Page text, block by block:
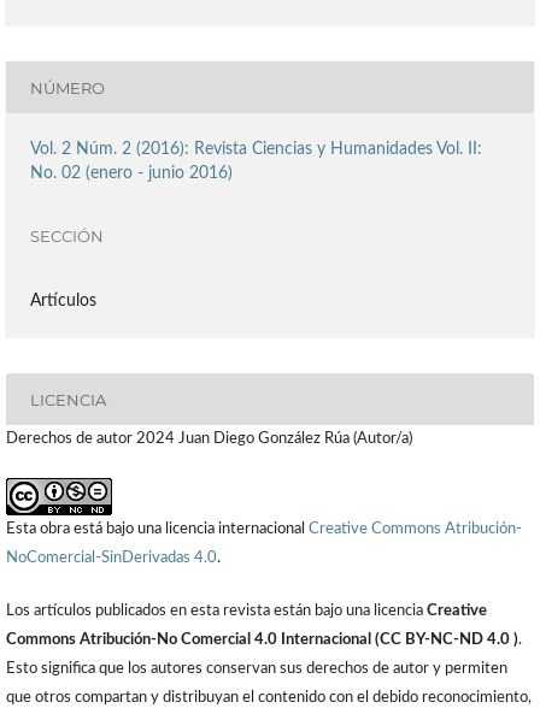
NÚMERO
Vol. 2 Núm. 2 (2016): Revista Ciencias y Humanidades Vol. II:
No. 02 (enero - junio 2016)
SECCIÓN
Artículos
LICENCIA
Derechos de autor 2024 Juan Diego González Rúa (Autor/a)
Esta obra está bajo una licencia internacional Creative Commons Atribución-
NoComercial-SinDerivadas 4.0.
Los artículos publicados en esta revista están bajo una licencia Creative
Commons Atribución-No Comercial 4.0 Internacional (CC BY-NC-ND 4.0 ).
Esto significa que los autores conservan sus derechos de autor y permiten
que otros compartan y distribuyan el contenido con el debido reconocimiento,